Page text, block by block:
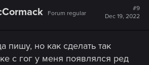
Forum regular
#9
Dec 19, 2022
пишу, но как сделать так
с гог у меня появлялся ред